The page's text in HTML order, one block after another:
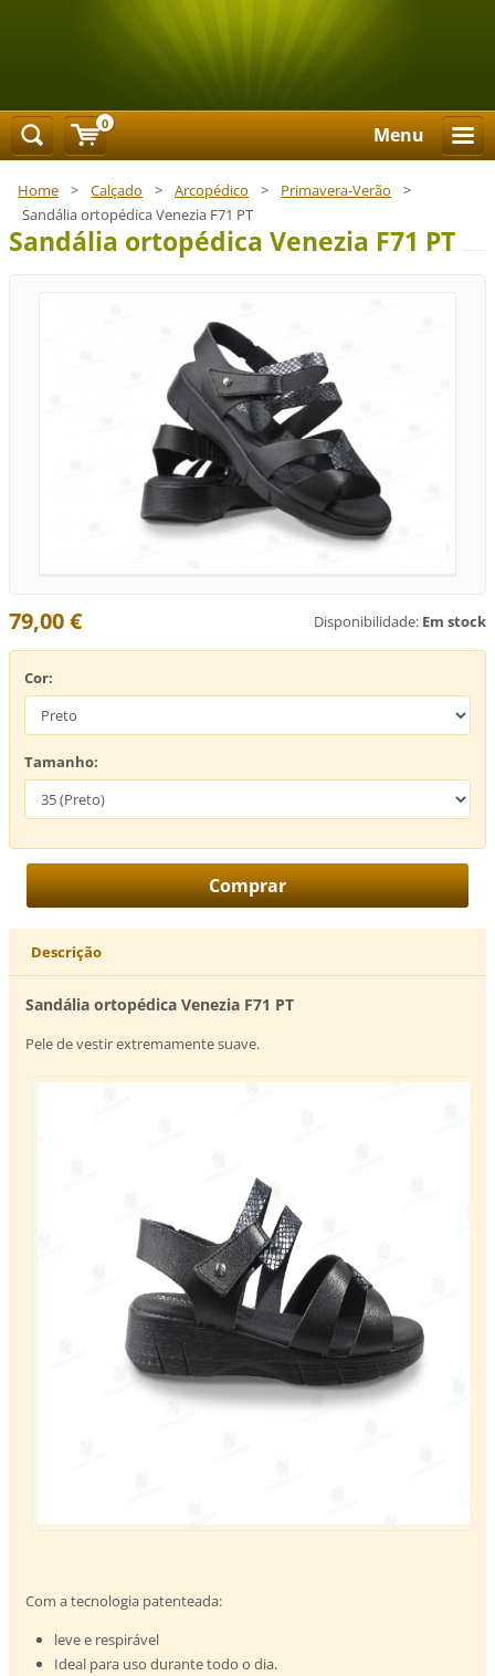
Menu
Home > Calçado > Arcopédico > Primavera-Verão
>
Sandália ortopédica Venezia F71 PT
Sandália ortopédica Venezia F71 PT
Disponibilidade: Em stock
79,00 €
Cor:
Tamanho:
Descrição
Sandália ortopédica Venezia F71 PT
Pele de vestir extremamente suave.
Com a tecnologia patenteada:
leve e respirável
Ideal para uso durante todo o dia.
0